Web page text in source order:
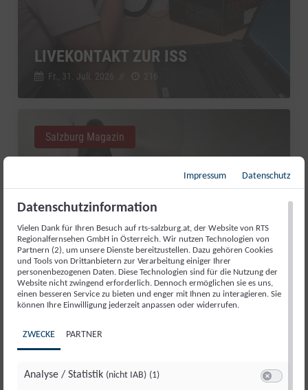
LIVEKONTAKT ZUR ISS
Fr., 31. Juli. 2026
JULI 2026
Salzburg Magazin
Impressum Datenschutz
Datenschutzinformation
Vielen Dank für Ihren Besuch auf rts-salzburg.at, der Website von RTS
Regionalfernsehen GmbH in Österreich. Wir nutzen Technologien von
Partnern (2), um unsere Dienste bereitzustellen. Dazu gehören Cookies
und Tools von Drittanbietern zur Verarbeitung einiger Ihrer
personenbezogenen Daten. Diese Technologien sind für die Nutzung der
Website nicht zwingend erforderlich. Dennoch ermöglichen sie es uns,
einen besseren Service zu bieten und enger mit Ihnen zu interagieren. Sie
können Ihre Einwilligung jederzeit anpassen oder widerrufen.
ZWECKE PARTNER
Analyse / Statistik (nicht IAB) (1)